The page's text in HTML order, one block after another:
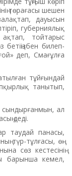
төрағасы ше­шен
дауысын
губерниялық
ақтап, тойтарыс
билеп-
деп, Смағұлға
тұйғындай
танытып,
сындырғанмын, ал
деді.
таудай панасы,
түр-тұлғасы, өң-
сөз кестесінің
барынша кемел,